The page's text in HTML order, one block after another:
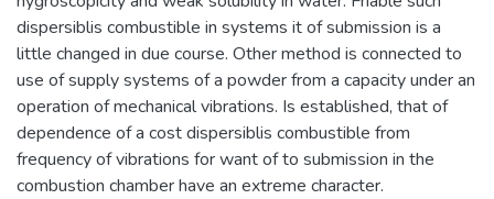
dispersiblis combustible in systems it of submission is a
little changed in due course. Other method is connected to
use of supply systems of a powder from a capacity under an
operation of mechanical vibrations. Is established, that of
dependence of a cost dispersiblis combustible from
frequency of vibrations for want of to submission in the
combustion chamber have an extreme character.